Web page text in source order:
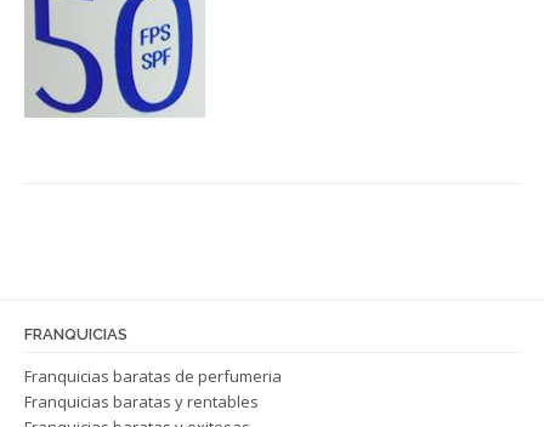
FRANQUICIAS
Franquicias baratas de perfumeria
Franquicias baratas y rentables